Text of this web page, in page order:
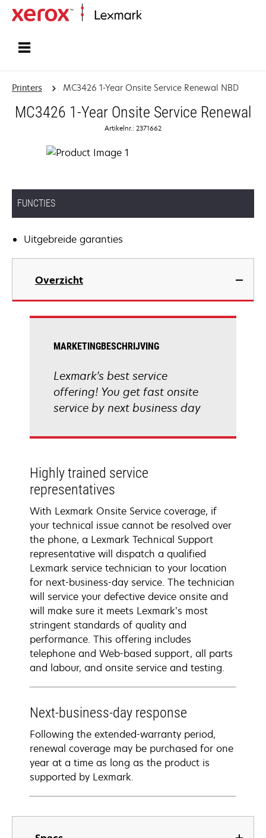
Printers MC3426 1-Year Onsite Service Renewal NBD
MC3426 1-Year Onsite Service Renewal
Artikelnr.: 2371662
FUNCTIES
Uitgebreide garanties
Overzicht
MARKETINGBESCHRIJVING
Lexmark's best service
offering! You get fast onsite
service by next business day
Highly trained service
representatives
With Lexmark Onsite Service coverage, if
your technical issue cannot be resolved over
the phone, a Lexmark Technical Support
representative will dispatch a qualified
Lexmark service technician to your location
for next-business-day service. The technician
will service your defective device onsite and
will make sure it meets Lexmark’s most
stringent standards of quality and
performance. This offering includes
telephone and Web-based support, all parts
and labour, and onsite service and testing.
Next-business-day response
Following the extended-warranty period,
renewal coverage may be purchased for one
year at a time as long as the product is
supported by Lexmark.